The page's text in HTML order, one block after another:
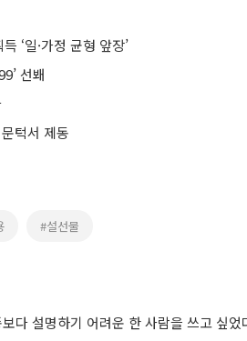
‘일·가정 균형 앞장’
선봬
턱서 제동
#설선물
다 설명하기 어려운 한 사람을 쓰고 싶었